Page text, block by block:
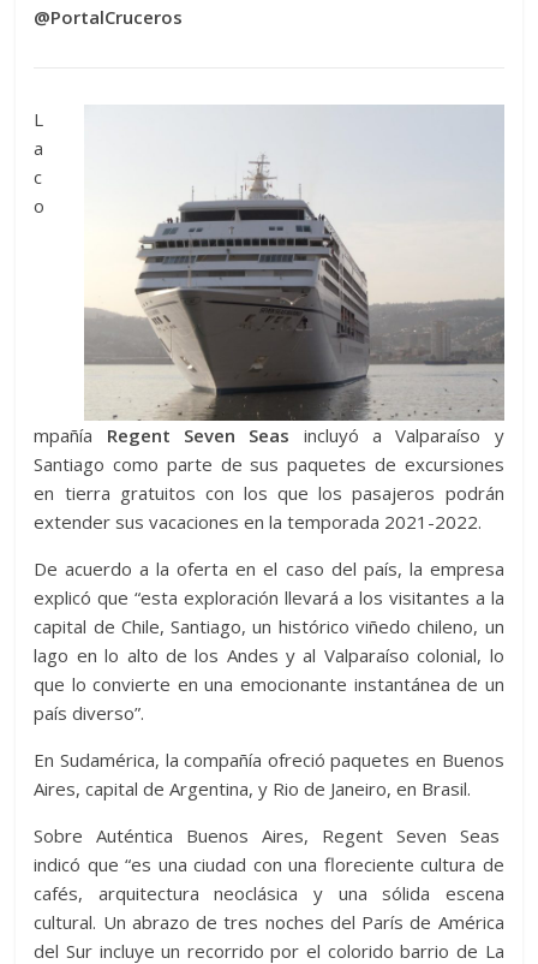
@PortalCruceros
L
a
c
o
mpañía Regent Seven Seas incluyó a Valparaíso y
Santiago como parte de sus paquetes de excursiones
en tierra gratuitos con los que los pasajeros podrán
extender sus vacaciones en la temporada 2021-2022.
De acuerdo a la oferta en el caso del país, la empresa
explicó que “esta exploración llevará a los visitantes a la
capital de Chile, Santiago, un histórico viñedo chileno, un
lago en lo alto de los Andes y al Valparaíso colonial, lo
que lo convierte en una emocionante instantánea de un
país diverso”.
En Sudamérica, la compañía ofreció paquetes en Buenos
Aires, capital de Argentina, y Rio de Janeiro, en Brasil.
Sobre Auténtica Buenos Aires, Regent Seven Seas
indicó que “es una ciudad con una floreciente cultura de
cafés, arquitectura neoclásica y una sólida escena
cultural. Un abrazo de tres noches del París de América
del Sur incluye un recorrido por el colorido barrio de La